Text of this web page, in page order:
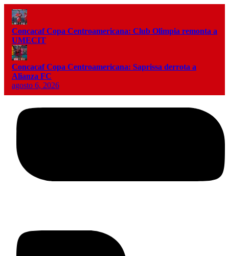
Concacaf Copa Centroamericana: Club Olimpia remonta a
UMECIT
Concacaf Copa Centroamericana: Saprissa derrota a
Alianza FC
agosto 6, 2026